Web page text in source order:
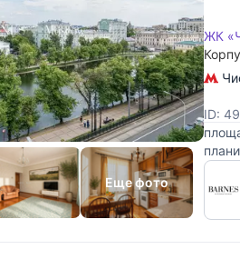
Еще фото
ЖК
ID:
Окна